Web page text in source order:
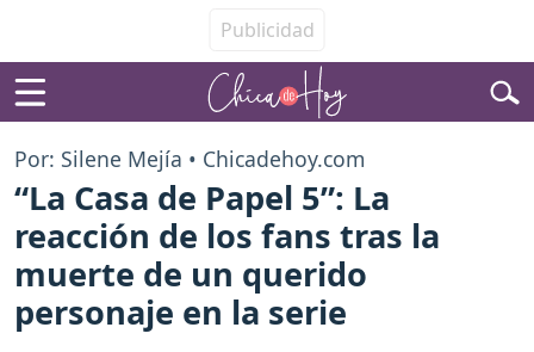
Por: Silene Mejía • Chicadehoy.com
“La Casa de Papel 5”: La
reacción de los fans tras la
muerte de un querido
personaje en la serie